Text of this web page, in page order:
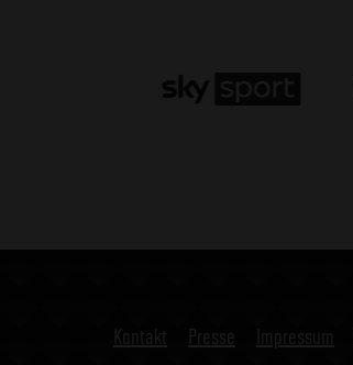
Kontakt Presse Impressum